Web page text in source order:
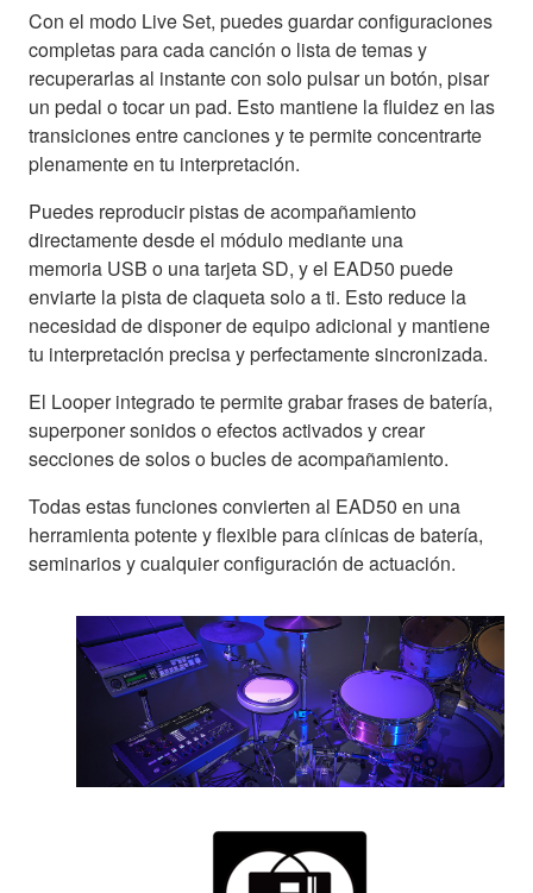
Con el modo Live Set, puedes guardar configuraciones
completas para cada canción o lista de temas y
recuperarlas al instante con solo pulsar un botón, pisar
un pedal o tocar un pad. Esto mantiene la fluidez en las
transiciones entre canciones y te permite concentrarte
plenamente en tu interpretación.
Puedes reproducir pistas de acompañamiento
directamente desde el módulo mediante una
memoria USB o una tarjeta SD, y el EAD50 puede
enviarte la pista de claqueta solo a ti. Esto reduce la
necesidad de disponer de equipo adicional y mantiene
tu interpretación precisa y perfectamente sincronizada.
El Looper integrado te permite grabar frases de batería,
superponer sonidos o efectos activados y crear
secciones de solos o bucles de acompañamiento.
Todas estas funciones convierten al EAD50 en una
herramienta potente y flexible para clínicas de batería,
seminarios y cualquier configuración de actuación.